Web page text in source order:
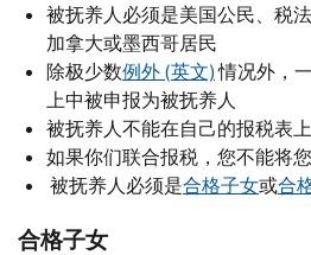
被抚养人必须是美国公民、税
加拿大或墨西哥居民
除极少数例外 (英文)情况外，
上中被申报为被抚养人
被抚养人不能在自己的报税表
如果你们联合报税，您不能将
被抚养人必须是合格子女或合
合格子女